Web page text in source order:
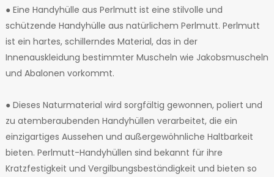
● Eine Handyhülle aus Perlmutt ist eine stilvolle und
schützende Handyhülle aus natürlichem Perlmutt. Perlmutt
ist ein hartes, schillerndes Material, das in der
Innenauskleidung bestimmter Muscheln wie Jakobsmuscheln
und Abalonen vorkommt.
● Dieses Naturmaterial wird sorgfältig gewonnen, poliert und
zu atemberaubenden Handyhüllen verarbeitet, die ein
einzigartiges Aussehen und außergewöhnliche Haltbarkeit
bieten. Perlmutt-Handyhüllen sind bekannt für ihre
Kratzfestigkeit und Vergilbungsbeständigkeit und bieten so